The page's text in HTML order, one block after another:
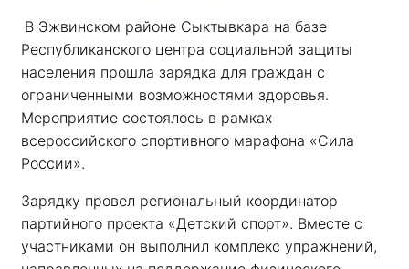
В Эжвинском районе Сыктывкара на базе
Республиканского центра социальной защиты
населения прошла зарядка для граждан с
ограниченными возможностями здоровья.
Мероприятие состоялось в рамках
всероссийского спортивного марафона «Сила
России».
Зарядку провел региональный координатор
партийного проекта «Детский спорт». Вместе с
участниками он выполнил комплекс упражнений,